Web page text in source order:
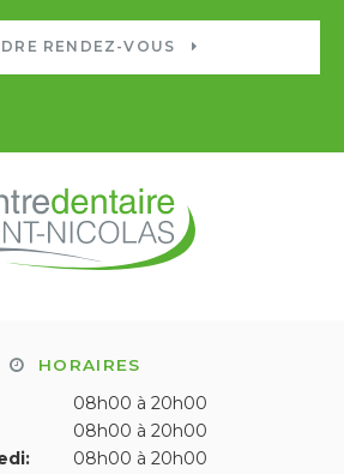
RENDEZ-VOUS
HORAIRES
08h00 à 20h00
08h00 à 20h00
08h00 à 20h00